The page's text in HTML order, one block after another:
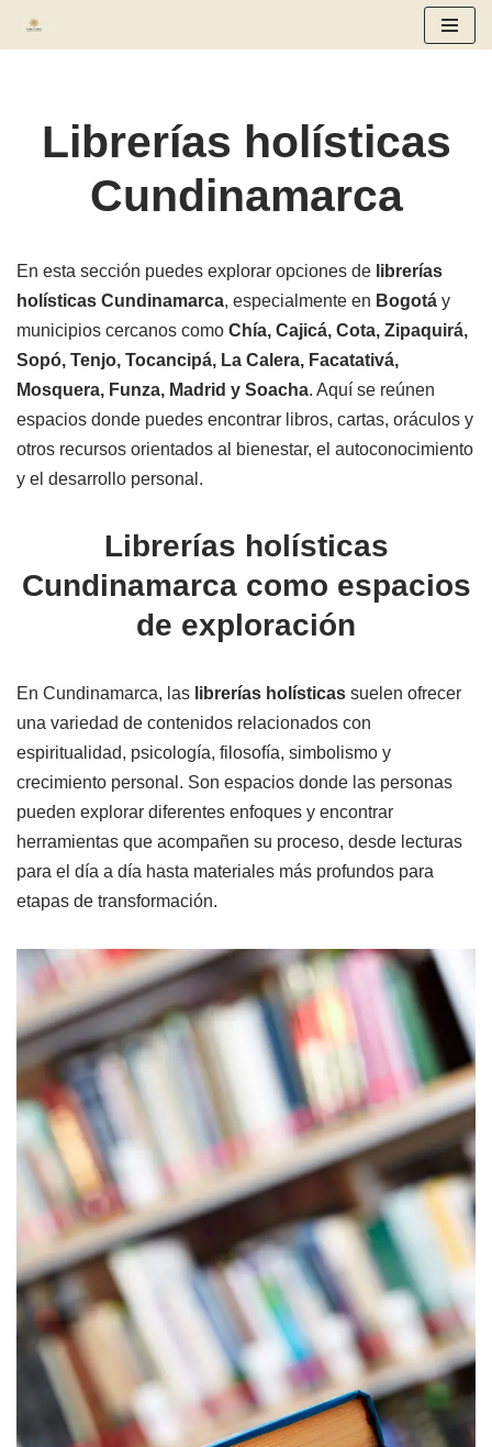
contenido
Librerías holísticas
Cundinamarca
En esta sección puedes explorar opciones de librerías
holísticas Cundinamarca, especialmente en Bogotá y
municipios cercanos como Chía, Cajicá, Cota, Zipaquirá,
Sopó, Tenjo, Tocancipá, La Calera, Facatativá,
Mosquera, Funza, Madrid y Soacha. Aquí se reúnen
espacios donde puedes encontrar libros, cartas, oráculos y
otros recursos orientados al bienestar, el autoconocimiento
y el desarrollo personal.
Librerías holísticas
Cundinamarca como espacios
de exploración
En Cundinamarca, las librerías holísticas suelen ofrecer
una variedad de contenidos relacionados con
espiritualidad, psicología, filosofía, simbolismo y
crecimiento personal. Son espacios donde las personas
pueden explorar diferentes enfoques y encontrar
herramientas que acompañen su proceso, desde lecturas
para el día a día hasta materiales más profundos para
etapas de transformación.